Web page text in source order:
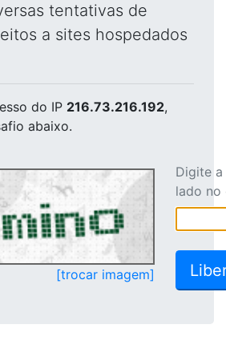
tentativas de
a sites hospedados
do IP 216.73.216.192,
abaixo.
[trocar imagem]
Digite
lado no